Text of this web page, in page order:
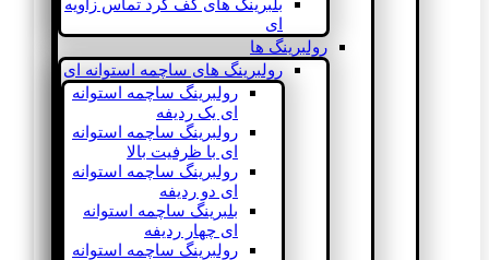
بلبرینگ های کف گرد تماس زاویه
ای
رولبرینگ ها
رولبرینگ های ساچمه استوانه ای
رولبرینگ ساچمه استوانه
ای یک ردیفه
رولبرینگ ساچمه استوانه
ای با ظرفیت بالا
رولبرینگ ساچمه استوانه
ای دو ردیفه
بلبرینگ ساچمه استوانه
ای چهار ردیفه
رولبرینگ ساچمه استوانه